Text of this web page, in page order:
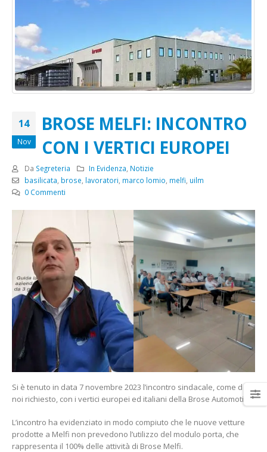
14
Nov
BROSE MELFI: INCONTRO
CON I VERTICI EUROPEI
Da Segreteria In Evidenza Notizie
basilicata brose lavoratori marco lomio melfi uilm
0 Commenti
Si è tenuto in data 7 novembre 2023 l’incontro sindacale, come da
noi richiesto, con i vertici europei ed italiani della Brose Automotive.
L’incontro ha evidenziato in modo compiuto che le nuove vetture
prodotte a Melfi non prevedono l’utilizzo del modulo porta, che
rappresenta il 100% delle attività di Brose Melfi.
Elezioni per il rinnovo delle
rsu rls all’Italtractor: la Uilm
cresce e guarda al futuro
con determinazione
2024
Stellantis Melfi: incontro
con Tavares
4 Giugno 2024
3° Congresso regionale
della Uilm Basilicata
16 Giugno 2022
Borsa di Studio “Franco
9 Febbraio 2020
Dalla Scuola ai luoghi di
lavoro
12 Novembre 2019